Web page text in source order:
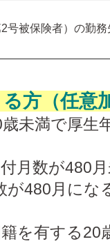
号被保険者）の勤
方（任意
未満で厚生
月数が480
が480月にな
を有する20